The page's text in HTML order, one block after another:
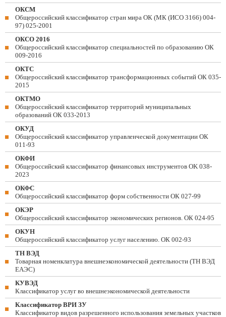
ОКСМ
Общероссийский классификатор стран мира ОК (МК (ИСО 3166) 004-
97) 025-2001
ОКСО 2016
Общероссийский классификатор специальностей по образованию ОК
009-2016
ОКТС
Общероссийский классификатор трансформационных событий ОК 035-
2015
ОКТМО
Общероссийский классификатор территорий муниципальных
образований ОК 033-2013
ОКУД
Общероссийский классификатор управленческой документации ОК
011-93
ОКФИ
Общероссийский классификатор финансовых инструментов OK 038-
2023
ОКФС
Общероссийский классификатор форм собственности ОК 027-99
ОКЭР
Общероссийский классификатор экономических регионов. ОК 024-95
ОКУН
Общероссийский классификатор услуг населению. ОК 002-93
ТН ВЭД
Товарная номенклатура внешнеэкономической деятельности (ТН ВЭД
ЕАЭС)
КУВЭД
Классификатор услуг во внешнеэкономической деятельности
Классификатор ВРИ ЗУ
Классификатор видов разрешенного использования земельных участков